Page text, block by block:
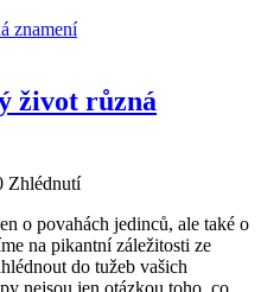
život různá
Zhlédnutí
o povahách jedinců, ale také o
na pikantní záležitosti ze
do tužeb vašich
nejsou jen otázkou toho, co